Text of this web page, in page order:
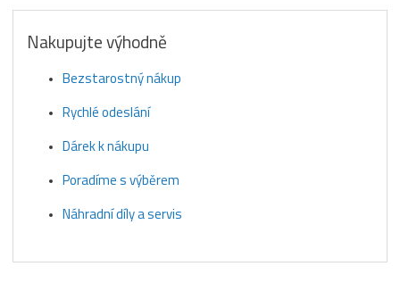
Nakupujte výhodně
Bezstarostný nákup
Rychlé odeslání
Dárek k nákupu
Poradíme s výběrem
Náhradní díly a servis